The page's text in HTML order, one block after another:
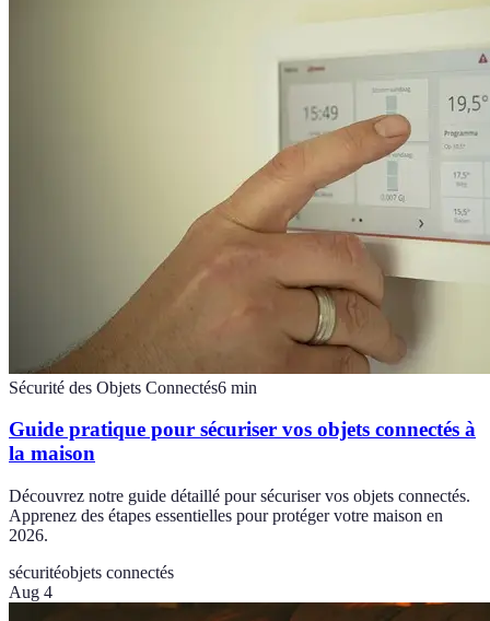
Sécurité des Objets Connectés6 min
Guide pratique pour sécuriser vos objets connectés à
la maison
Découvrez notre guide détaillé pour sécuriser vos objets connectés.
Apprenez des étapes essentielles pour protéger votre maison en
2026.
sécuritéobjets connectés
Aug 4